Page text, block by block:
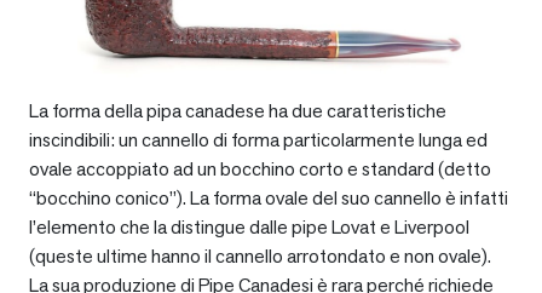
La forma della pipa canadese ha due caratteristiche
inscindibili: un cannello di forma particolarmente lunga ed
ovale accoppiato ad un bocchino corto e standard (detto
“bocchino conico”). La forma ovale del suo cannello è infatti
l’elemento che la distingue dalle pipe Lovat e Liverpool
(queste ultime hanno il cannello arrotondato e non ovale).
La sua produzione di Pipe Canadesi è rara perché richiede